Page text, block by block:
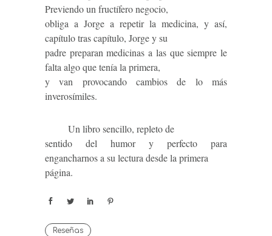
Previendo un fructífero negocio,
obliga a Jorge a repetir la medicina, y así,
capítulo tras capítulo, Jorge y su
padre preparan medicinas a las que siempre le
falta algo que tenía la primera,
y van provocando cambios de lo más
inverosímiles.
Un libro sencillo, repleto de
sentido del humor y perfecto para
engancharnos a su lectura desde la primera
página.
Reseñas